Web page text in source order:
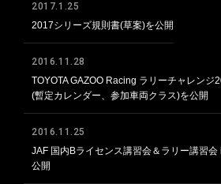
2017.1.25
2017シリーズ規則書(草案)を公開
2016.11.28
TOYOTA GAZOO Racing ラリーチャレンジ
(暫定カレンダー、参加車両クラス)を公開
2016.11.25
JAF 国内Bライセンス講習会＆ラリー講習
公開